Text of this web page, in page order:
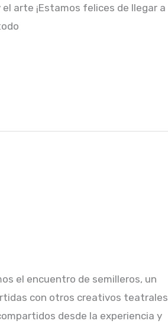
arte ¡Estamos felices de llegar a
el encuentro de semilleros, un
con otros creativos teatrales
desde la experiencia y